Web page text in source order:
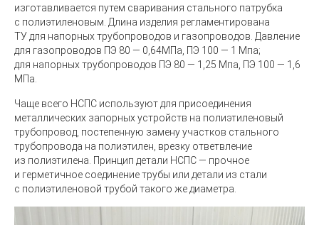
изготавливается путем сваривания стального патрубка
с полиэтиленовым. Длина изделия регламентирована
ТУ для напорных трубопроводов и газопроводов. Давление
для газопроводов ПЭ 80 ― 0,64МПа, ПЭ 100 ― 1 Мпа;
для напорных трубопроводов ПЭ 80 ― 1,25 Мпа, ПЭ 100 ― 1,6
МПа.
Чаще всего НСПС используют для присоединения
металлических запорных устройств на полиэтиленовый
трубопровод, постепенную замену участков стального
трубопровода на полиэтилен, врезку ответвление
из полиэтилена. Принцип детали НСПС ― прочное
и герметичное соединение трубы или детали из стали
с полиэтиленовой трубой такого же диаметра.